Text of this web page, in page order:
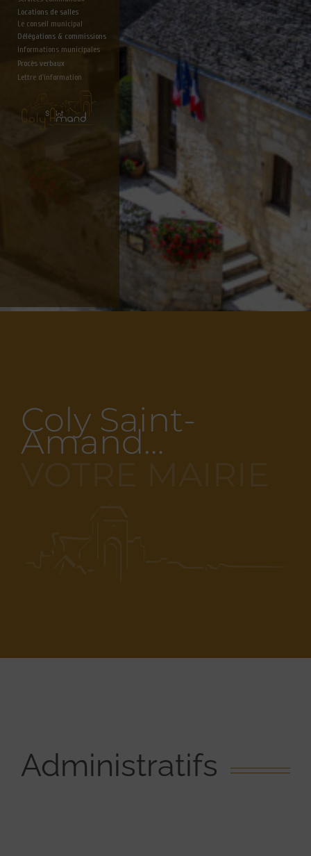
Locations de salles
Le conseil municipal
Délégations & commissions
Informations municipales
Lettre d'information
Procès verbaux
Coly Saint-
Amand…
Administratifs